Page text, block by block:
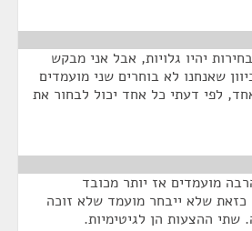
יהיו גלויות, אבל אני מבקש
שאנחנו לא בוחרים שני מועמדים
לפי דעתי כל אחד יכול לבחור את
מועמדים אז יותר מכובד
שלא ייבחר מועמד שלא זוכה
שתי ההצעות הן לגיטימיות.